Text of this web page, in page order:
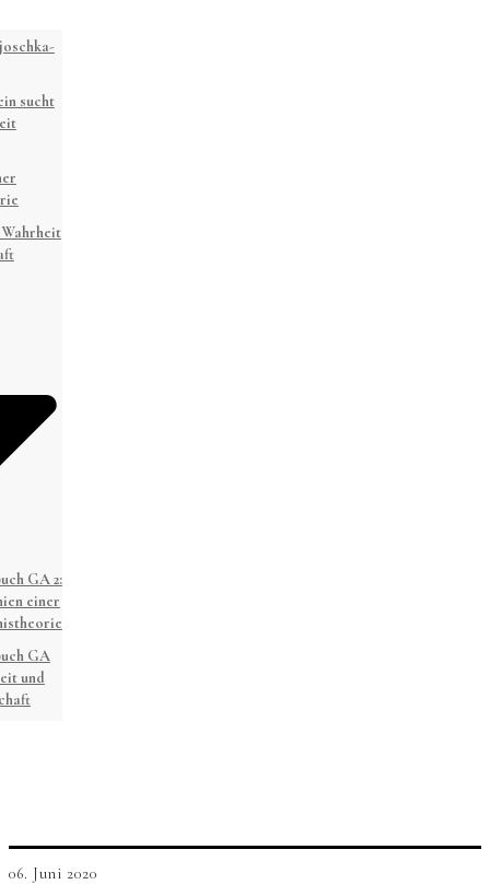
sucht
GA 2:
einer
GA
und
06. Juni 2020